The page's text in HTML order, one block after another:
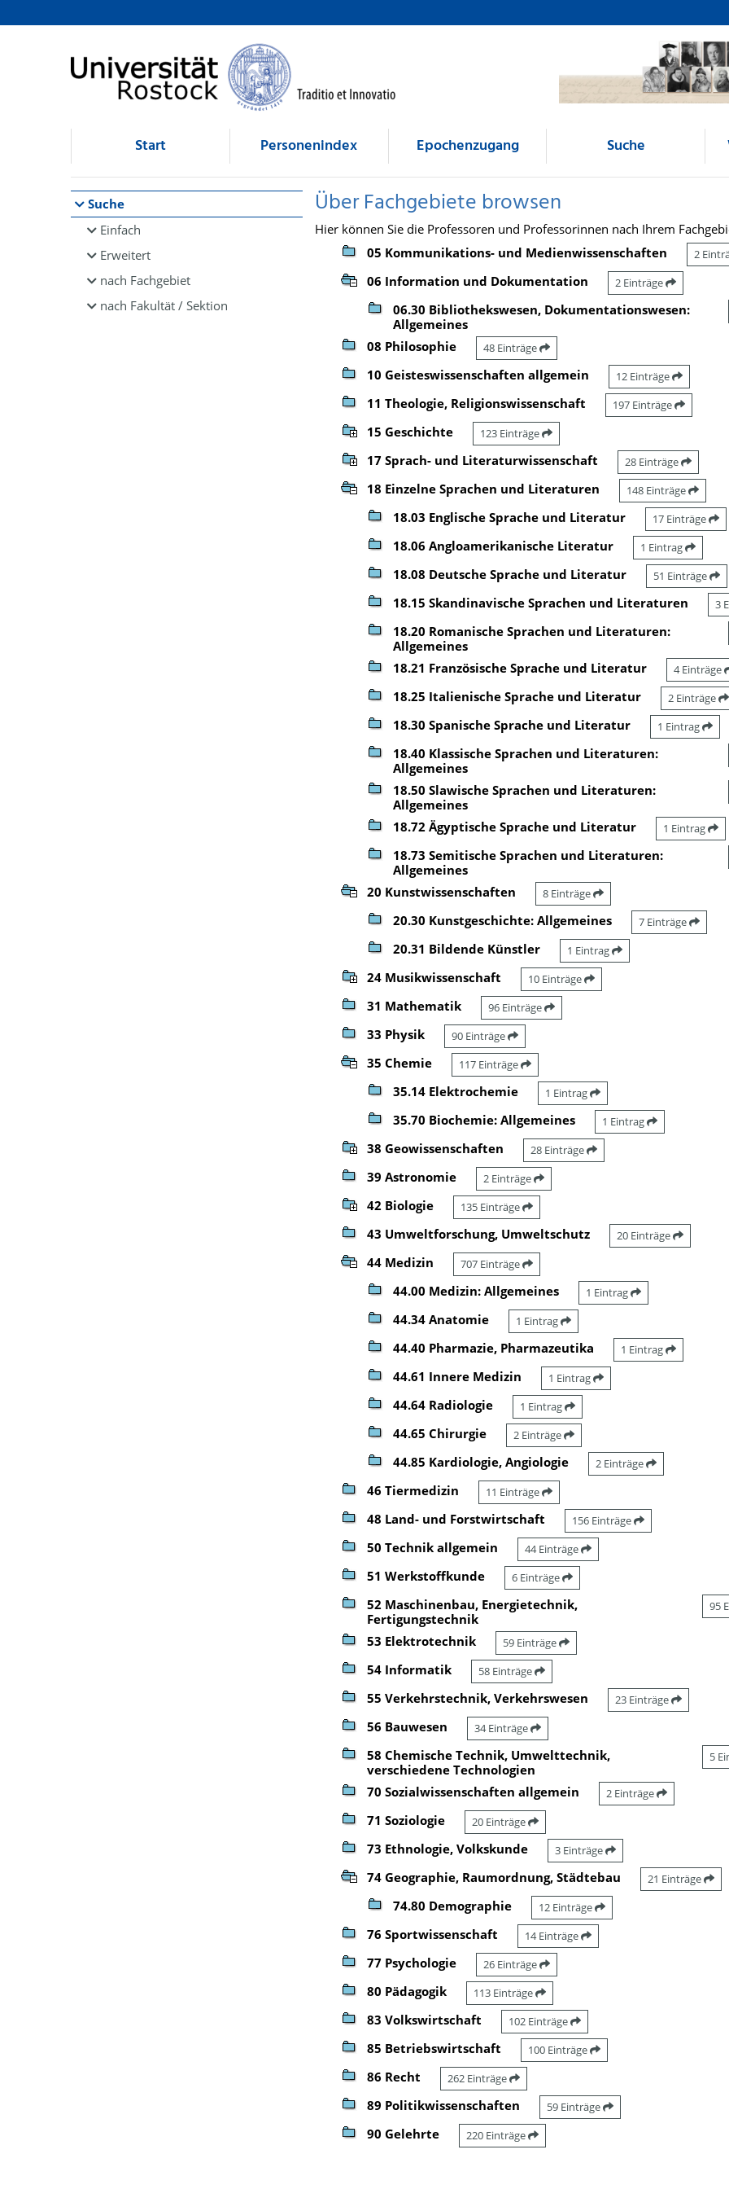
Browsen
direkt zum Inhalt
Start Personenindex Epochenzugang Suche
Suche
Einfach
Erweitert
nach Fachgebiet
nach Fakultät / Sektion
Über Fachgebiete browsen
Hier können Sie die Professoren und Professorinnen nach Ihrem
05 Kommunikations- und Medienwissenschaften
2
06 Information und Dokumentation 2 Einträge
06.30 Bibliothekswesen, Dokumentationswesen:
Allgemeines
08 Philosophie 48 Einträge
10 Geisteswissenschaften allgemein 12 Einträge
11 Theologie, Religionswissenschaft 197 Einträge
15 Geschichte 123 Einträge
17 Sprach- und Literaturwissenschaft 28 Einträge
18 Einzelne Sprachen und Literaturen 148 Einträge
18.03 Englische Sprache und Literatur 17 Einträge
18.06 Angloamerikanische Literatur 1 Eintrag
18.08 Deutsche Sprache und Literatur 51 Einträge
18.15 Skandinavische Sprachen und Literaturen 3
18.20 Romanische Sprachen und Literaturen:
Allgemeines
18.21 Französische Sprache und Literatur 4 Einträge
18.25 Italienische Sprache und Literatur 2 Einträge
18.30 Spanische Sprache und Literatur 1 Eintrag
18.40 Klassische Sprachen und Literaturen:
Allgemeines
18.50 Slawische Sprachen und Literaturen:
Allgemeines
18.72 Ägyptische Sprache und Literatur 1 Eintrag
18.73 Semitische Sprachen und Literaturen:
Allgemeines
20 Kunstwissenschaften 8 Einträge
20.30 Kunstgeschichte: Allgemeines 7 Einträge
20.31 Bildende Künstler 1 Eintrag
24 Musikwissenschaft 10 Einträge
31 Mathematik 96 Einträge
33 Physik 90 Einträge
35 Chemie 117 Einträge
35.14 Elektrochemie 1 Eintrag
35.70 Biochemie: Allgemeines 1 Eintrag
38 Geowissenschaften 28 Einträge
39 Astronomie 2 Einträge
42 Biologie 135 Einträge
43 Umweltforschung, Umweltschutz 20 Einträge
44 Medizin 707 Einträge
44.00 Medizin: Allgemeines 1 Eintrag
44.34 Anatomie 1 Eintrag
44.40 Pharmazie, Pharmazeutika 1 Eintrag
44.61 Innere Medizin 1 Eintrag
44.64 Radiologie 1 Eintrag
44.65 Chirurgie 2 Einträge
44.85 Kardiologie, Angiologie 2 Einträge
46 Tiermedizin 11 Einträge
48 Land- und Forstwirtschaft 156 Einträge
50 Technik allgemein 44 Einträge
51 Werkstoffkunde 6 Einträge
52 Maschinenbau, Energietechnik,
Fertigungstechnik
95
53 Elektrotechnik 59 Einträge
54 Informatik 58 Einträge
55 Verkehrstechnik, Verkehrswesen 23 Einträge
56 Bauwesen 34 Einträge
58 Chemische Technik, Umwelttechnik,
verschiedene Technologien
5
70 Sozialwissenschaften allgemein 2 Einträge
71 Soziologie 20 Einträge
73 Ethnologie, Volkskunde 3 Einträge
74 Geographie, Raumordnung, Städtebau 21 Einträge
74.80 Demographie 12 Einträge
76 Sportwissenschaft 14 Einträge
77 Psychologie 26 Einträge
80 Pädagogik 113 Einträge
83 Volkswirtschaft 102 Einträge
85 Betriebswirtschaft 100 Einträge
86 Recht 262 Einträge
89 Politikwissenschaften 59 Einträge
90 Gelehrte 220 Einträge